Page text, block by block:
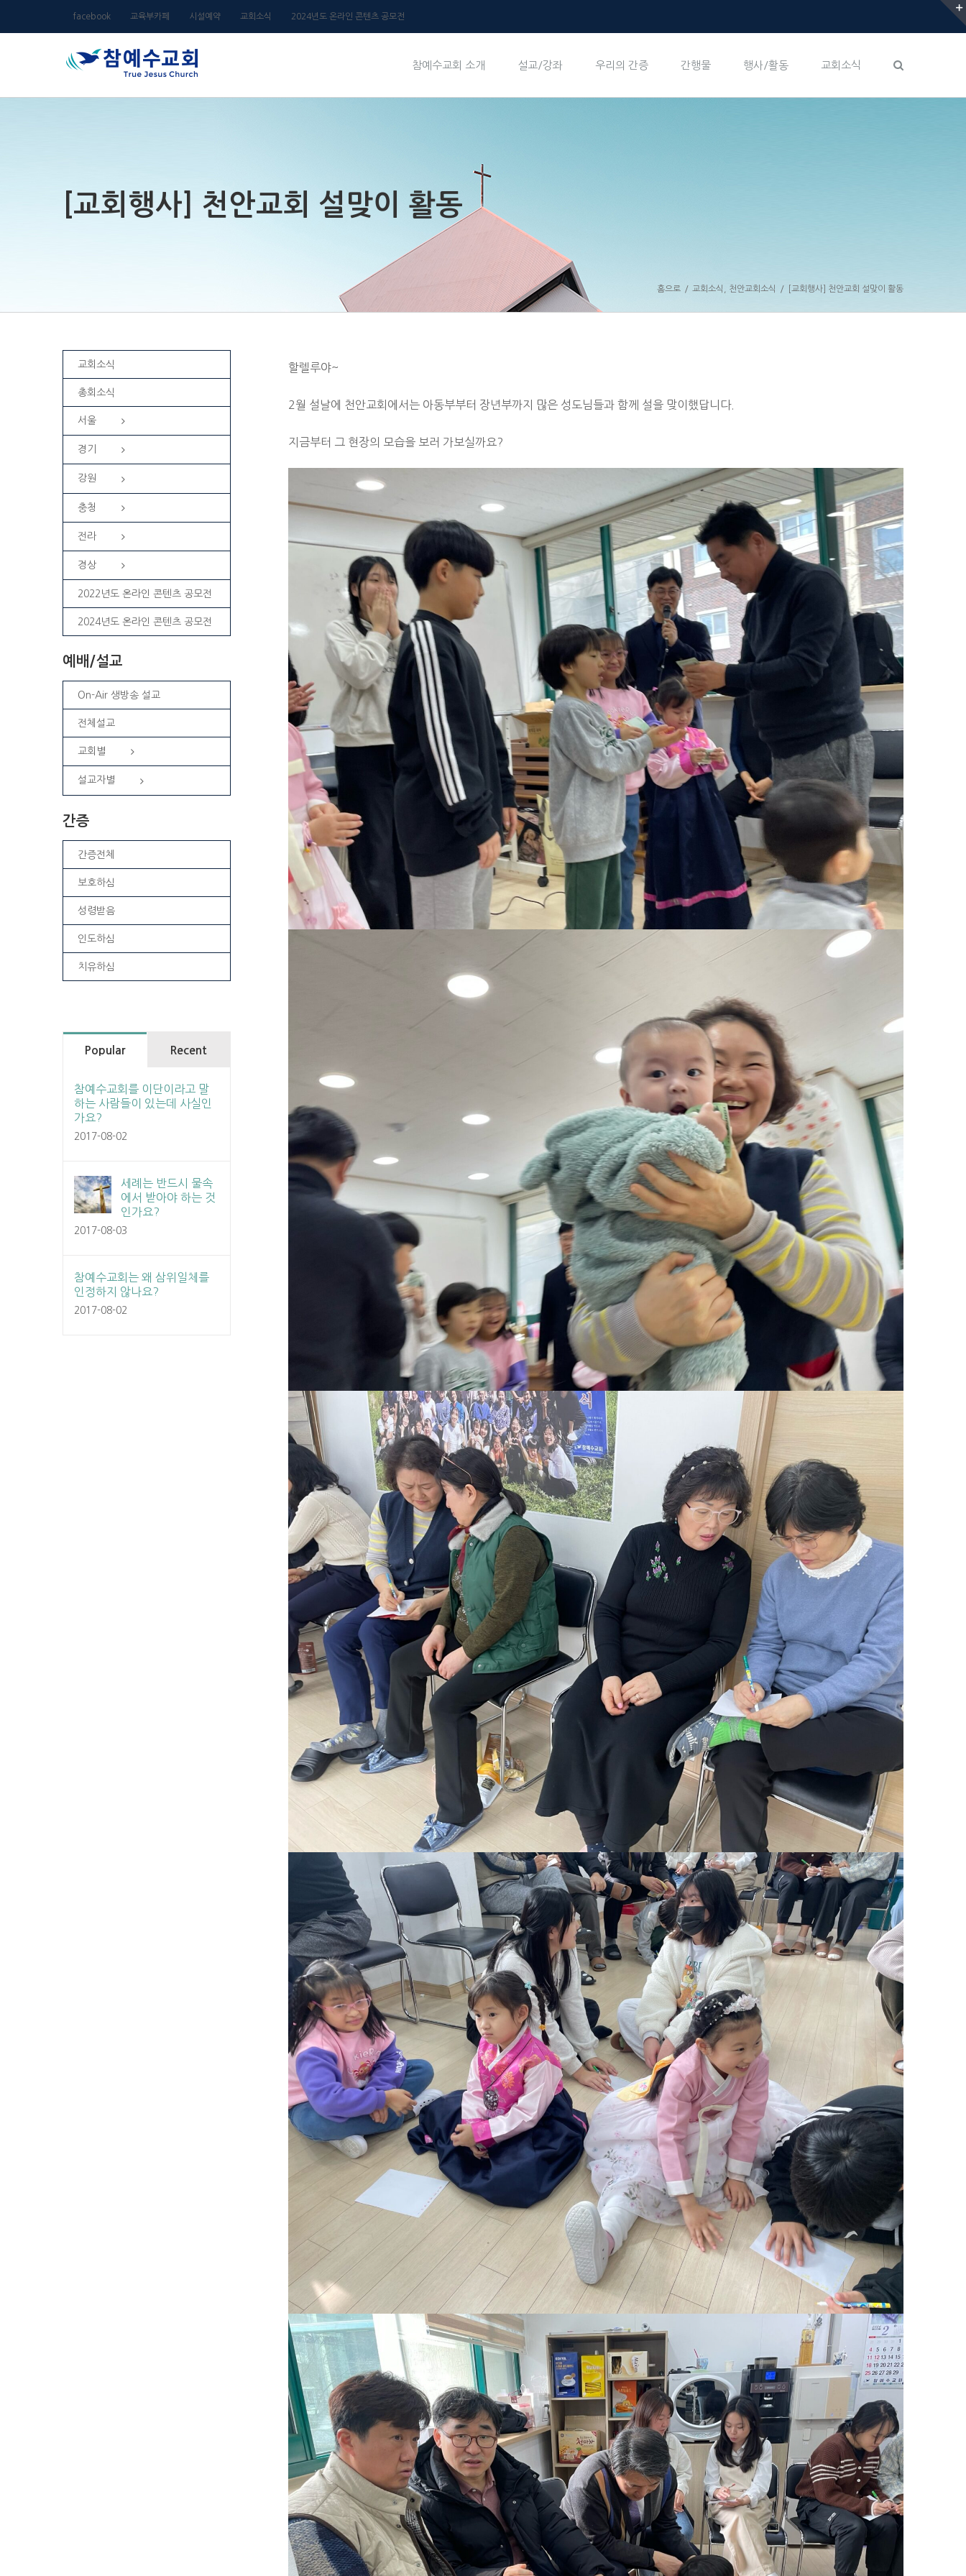
to
facebook 교육부카페 시설예약 교회소식 2024년도 온라인 콘텐츠 공모전
참예수교회 소개 설교/강좌 우리의 간증 간행물 행사/활동 교회소식
[교회행사] 천안교회 설맞이 활동
홈으로 / 교회소식 천안교회소식 / [교회행사] 천안교회 설맞이 활동
할렐루야~
2월 설날에 천안교회에서는 아동부부터 장년부까지 많은 성도님들과 함께 설을 맞이했답니다.
지금부터 그 현장의 모습을 보러 가보실까요?
교회소식
총회소식
서울
경기
강원
충청
전라
경상
2022년도 온라인 콘텐츠 공모전
2024년도 온라인 콘텐츠 공모전
예배/설교
On-Air 생방송 설교
전체설교
교회별
설교자별
간증
간증전체
보호하심
성령받음
인도하심
치유하심
Popular Recent
참예수교회를 이단이라고 말
하는 사람들이 있는데 사실인
가요?
2017-08-02
세례는 반드시 물속
에서 받아야 하는 것
인가요?
2017-08-03
참예수교회는 왜 삼위일체를
인정하지 않나요?
2017-08-02